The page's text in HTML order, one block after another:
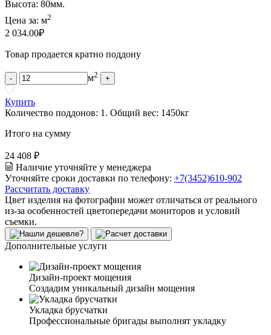
Высота: 80мм.
Цена за: м2
2 034.00₽
Товар продается кратно поддону
- м2 +
Купить
Количество поддонов: 1 . Общий вес: 1450кг
Итого на сумму
24 408 ₽
Наличие уточняйте у менеджера
Уточняйте сроки доставки по телефону: +7(3452)610-902
Рассчитать доставку
Цвет изделия на фотографии может отличаться от реального
из-за особенностей цветопередачи мониторов и условий
съемки.
Дополнительные услуги
Дизайн-проект мощения
Создадим уникальный дизайн мощения
Укладка брусчатки
Профессиональные бригады выполнят укладку